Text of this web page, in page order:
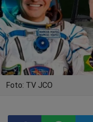
Foto: TV JCO